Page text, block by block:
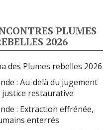
PLUMES
2026
des Plumes rebelles 2026
: Au-delà du jugement
justice restaurative
: Extraction effrénée,
enterrés